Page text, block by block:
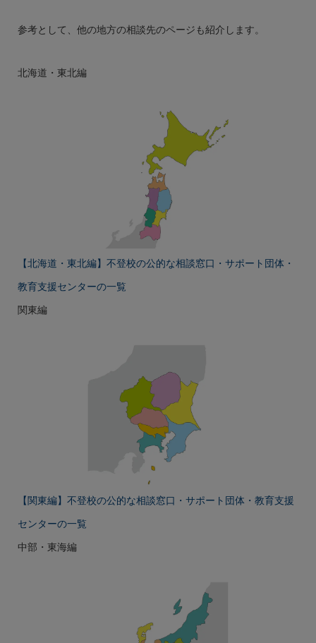
参考として、他の地方の相談先のページも紹介します。
北海道・東北編
【北海道・東北編】不登校の公的な相談窓口・サポート団体・
教育支援センターの一覧
関東編
【関東編】不登校の公的な相談窓口・サポート団体・教育支援
センターの一覧
中部・東海編